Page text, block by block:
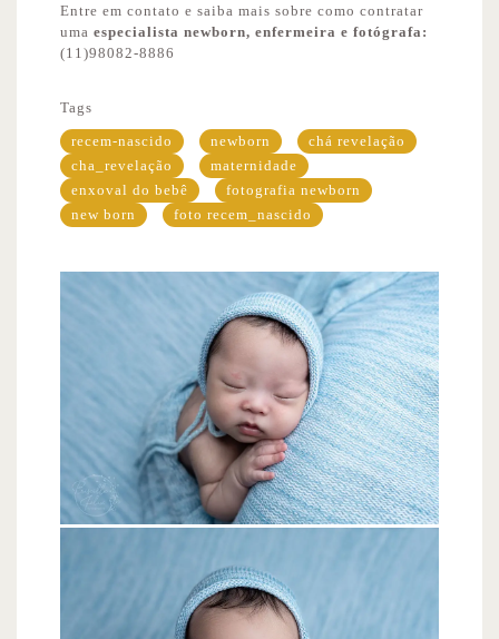
Entre em contato e saiba mais sobre como contratar
uma especialista newborn, enfermeira e fotógrafa:
(11)98082-8886
Tags
recem-nascido
newborn
chá revelação
cha_revelação
maternidade
enxoval do bebê
fotografia newborn
new born
foto recem_nascido